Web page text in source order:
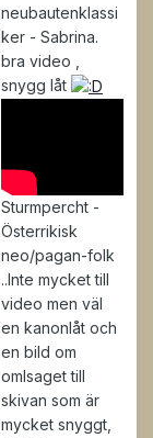
neubautenklassi
ker - Sabrina.
bra video ,
snygg låt
Sturmpercht -
Österrikisk
neo/pagan-folk
..Inte mycket till
video men väl
en kanonlåt och
en bild om
omlsaget till
skivan som är
mycket snyggt,